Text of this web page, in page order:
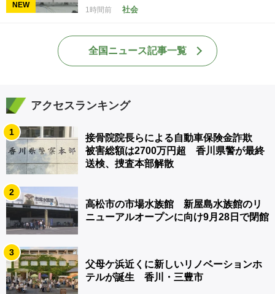
NEW
1時間前 社会
全国ニュース記事一覧
アクセスランキング
1
接骨院院長らによる自動車保険金詐欺
被害総額は2700万円超 香川県警が最終
送検、捜査本部解散
2
高松市の市場水族館 新屋島水族館のリ
ニューアルオープンに向け9月28日で閉館
3
父母ケ浜近くに新しいリノベーションホ
テルが誕生 香川・三豊市